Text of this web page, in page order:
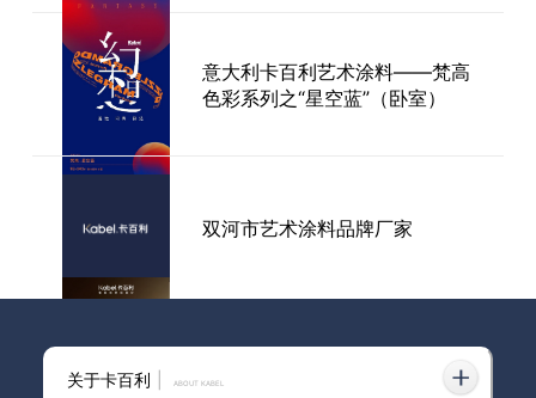
装修知识|怎样选择一款环保的艺
术涂料？-卡百利艺术涂料
意大利卡百利艺术涂料——梵高
色彩系列之“星空蓝”（卧室）
双河市艺术涂料品牌厂家
奖杰出艺术涂料品牌”
关于卡百利 ABOUT KABEL